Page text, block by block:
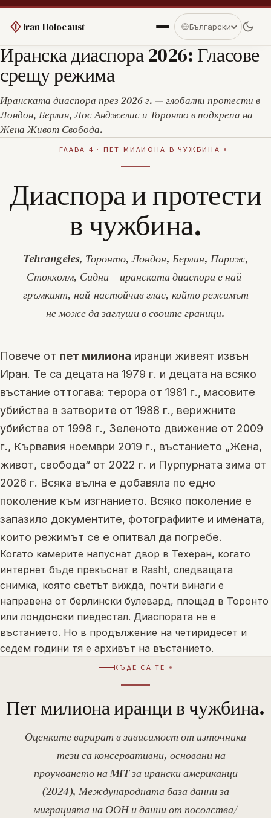
Iran Holocaust Български
Иранска диаспора 2026: Гласове
срещу режима
Иранската диаспора през 2026 г. — глобални протести в
Лондон, Берлин, Лос Анджелис и Торонто в подкрепа на
Жена Живот Свобода.
ГЛАВА 4 · ПЕТ МИЛИОНА В ЧУЖБИНА
Диаспора и протести
в чужбина.
Tehrangeles, Торонто, Лондон, Берлин, Париж,
Стокхолм, Сидни – иранската диаспора е най-
гръмкият, най-настойчив глас, който режимът
не може да заглуши в своите граници.
Повече от пет милиона иранци живеят извън
Иран. Те са децата на 1979 г. и децата на всяко
въстание оттогава: терора от 1981 г., масовите
убийства в затворите от 1988 г., верижните
убийства от 1998 г., Зеленото движение от 2009
г., Кървавия ноември 2019 г., въстанието „Жена,
живот, свобода“ от 2022 г. и Пурпурната зима от
2026 г. Всяка вълна е добавяла по едно
поколение към изгнанието. Всяко поколение е
запазило документите, фотографиите и имената,
които режимът се е опитвал да погребе.
Когато камерите напуснат двор в Техеран, когато
интернет бъде прекъснат в Rasht, следващата
снимка, която светът вижда, почти винаги е
направена от берлински булевард, площад в Торонто
или лондонски пиедестал. Диаспората не е
въстанието. Но в продължение на четиридесет и
седем години тя е архивът на въстанието.
КЪДЕ СА ТЕ
Пет милиона иранци в чужбина.
Оценките варират в зависимост от източника
— тези са консервативни, основани на
проучването на MIT за ирански американци
(2024), Международната база данни за
миграцията на ООН и данни от посолства/